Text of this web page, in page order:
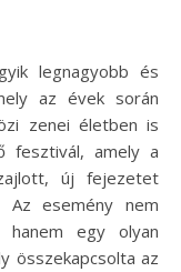
az évek során
zenei életben is
fesztivál, amely a
új fejezetet
esemény nem
hanem egy olyan
összekapcsolta az